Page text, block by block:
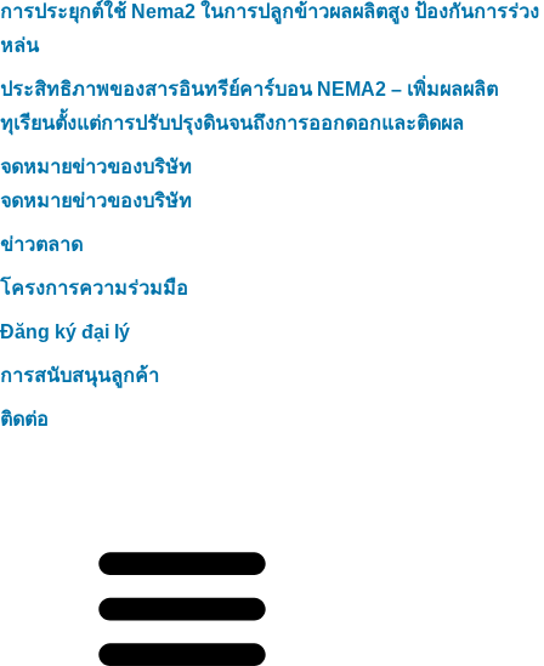
การประยุกต์ใช้ Nema2 ในการปลูกข้าวผลผลิตสูง ป้องกันการร่วง
หล่น
ประสิทธิภาพของสารอินทรีย์คาร์บอน NEMA2 – เพิ่มผลผลิต
ทุเรียนตั้งแต่การปรับปรุงดินจนถึงการออกดอกและติดผล
จดหมายข่าวของบริษัท
จดหมายข่าวของบริษัท
ข่าวตลาด
โครงการความร่วมมือ
Đăng ký đại lý
การสนับสนุนลูกค้า
ติดต่อ